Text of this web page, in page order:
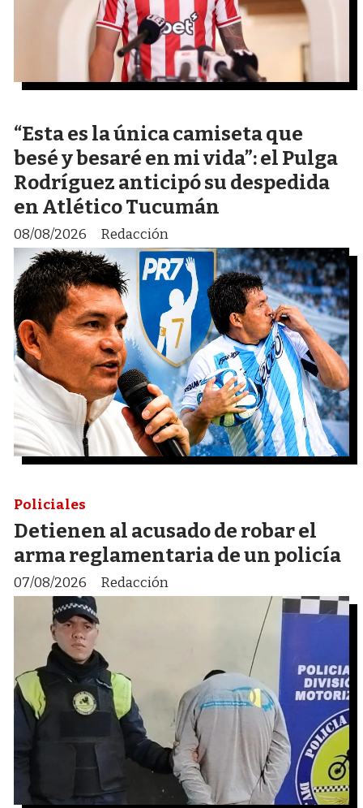
“Esta es la única camiseta que
besé y besaré en mi vida”: el Pulga
Rodríguez anticipó su despedida
en Atlético Tucumán
Redacción
08/08/2026
Detienen al acusado de robar el
arma reglamentaria de un policía
Redacción
Policiales
07/08/2026